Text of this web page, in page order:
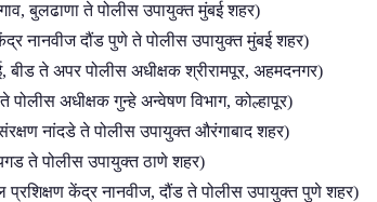
बुलढाणा ते पोलीस उपायुक्त मुंबई शहर)
नानवीज दौंड पुणे ते पोलीस उपायुक्त मुंबई शहर)
बीड ते अपर पोलीस अधीक्षक श्रीरामपूर, अहमदनगर)
पोलीस अधीक्षक गुन्हे अन्वेषण विभाग, कोल्हापूर)
नांदडे ते पोलीस उपायुक्त औरंगाबाद शहर)
ते पोलीस उपायुक्त ठाणे शहर)
प्रशिक्षण केंद्र नानवीज, दौंड ते पोलीस उपायुक्त पुणे शहर)